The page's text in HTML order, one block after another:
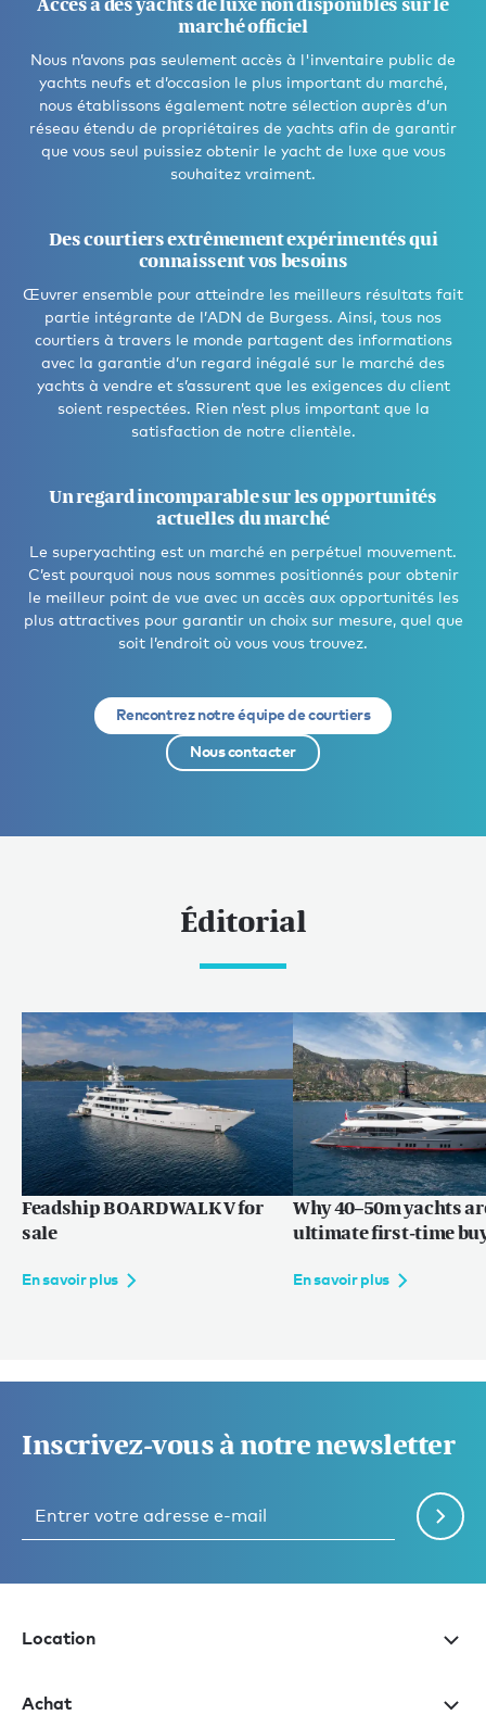
marché officiel
Nous n’avons pas seulement accès à l'inventaire public de
yachts neufs et d’occasion le plus important du marché,
nous établissons également notre sélection auprès d’un
réseau étendu de propriétaires de yachts afin de garantir
que vous seul puissiez obtenir le yacht de luxe que vous
souhaitez vraiment.
Des courtiers extrêmement expérimentés qui
connaissent vos besoins
Œuvrer ensemble pour atteindre les meilleurs résultats fait
partie intégrante de l’ADN de Burgess. Ainsi, tous nos
courtiers à travers le monde partagent des informations
avec la garantie d’un regard inégalé sur le marché des
yachts à vendre et s’assurent que les exigences du client
soient respectées. Rien n’est plus important que la
satisfaction de notre clientèle.
Un regard incomparable sur les opportunités
actuelles du marché
Le superyachting est un marché en perpétuel mouvement.
C’est pourquoi nous nous sommes positionnés pour obtenir
le meilleur point de vue avec un accès aux opportunités les
plus attractives pour garantir un choix sur mesure, quel que
soit l’endroit où vous vous trouvez.
Rencontrez notre équipe de courtiers
Nous contacter
Éditorial
Feadship BOARDWALK V for
sale
En savoir plus
Why 40–50m yachts
ultimate first-time
En savoir plus
Inscrivez-vous à notre newsletter
Location
Achat